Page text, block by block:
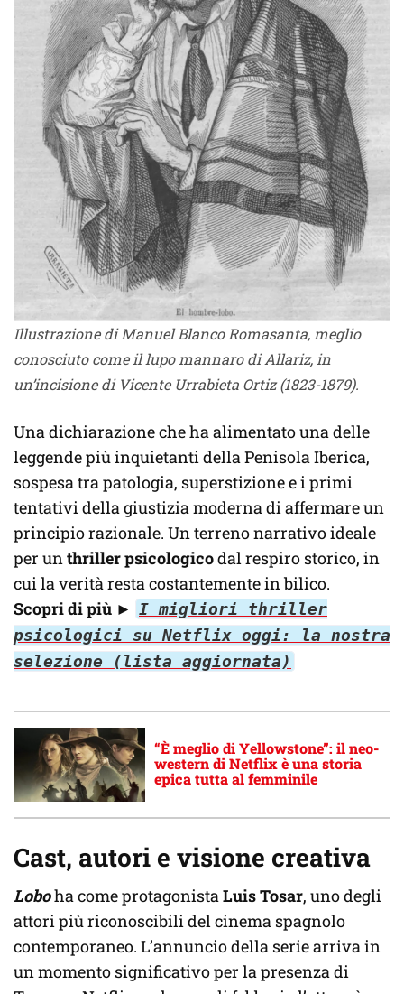
Illustrazione di Manuel Blanco Romasanta, meglio
conosciuto come il lupo mannaro di Allariz, in
un’incisione di Vicente Urrabieta Ortiz (1823-1879).
Una dichiarazione che ha alimentato una delle
leggende più inquietanti della Penisola Iberica,
sospesa tra patologia, superstizione e i primi
tentativi della giustizia moderna di affermare un
principio razionale. Un terreno narrativo ideale
per unthriller psicologicodal respiro storico, in
cui la verità resta costantemente in bilico.
Scopri di più ► I migliori thriller
psicologici su Netflix oggi: la nostra
selezione (lista aggiornata)
“È meglio di Yellowstone”: il neo-
western di Netflix è una storia
epica tutta al femminile
Cast, autori e visione creativa
Loboha come protagonistaLuis Tosar, uno degli
attori più riconoscibili del cinema spagnolo
contemporaneo. L’annuncio della serie arriva in
un momento significativo per la presenza di